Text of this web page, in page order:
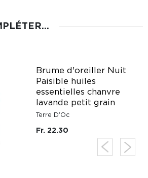
Brume d'oreiller Nuit
Paisible huiles
essentielles chanvre
lavande petit grain
Terre D'Oc
Fr. 22.30